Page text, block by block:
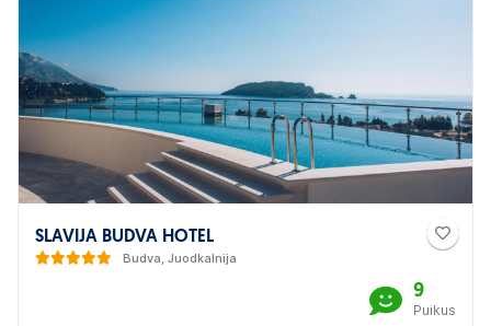
SLAVIJA BUDVA HOTEL
Budva, Juodkalnija
9
Puikus